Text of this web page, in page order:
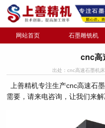
网站首页 石墨雕铣机
cnc高
出处：cnc高速石墨机床
上善精机专注生产cnc高速石
需要，请来电咨询，让我们来解